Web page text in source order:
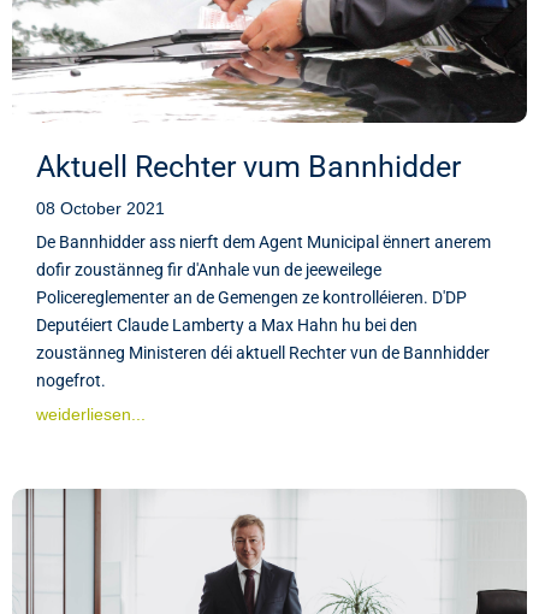
Aktuell Rechter vum Bannhidder
08 October 2021
De Bannhidder ass nierft dem Agent Municipal ënnert anerem
dofir zoustänneg fir d'Anhale vun de jeeweilege
Policereglementer an de Gemengen ze kontrolléieren. D'DP
Deputéiert Claude Lamberty a Max Hahn hu bei den
zoustänneg Ministeren déi aktuell Rechter vun de Bannhidder
nogefrot.
weiderliesen...